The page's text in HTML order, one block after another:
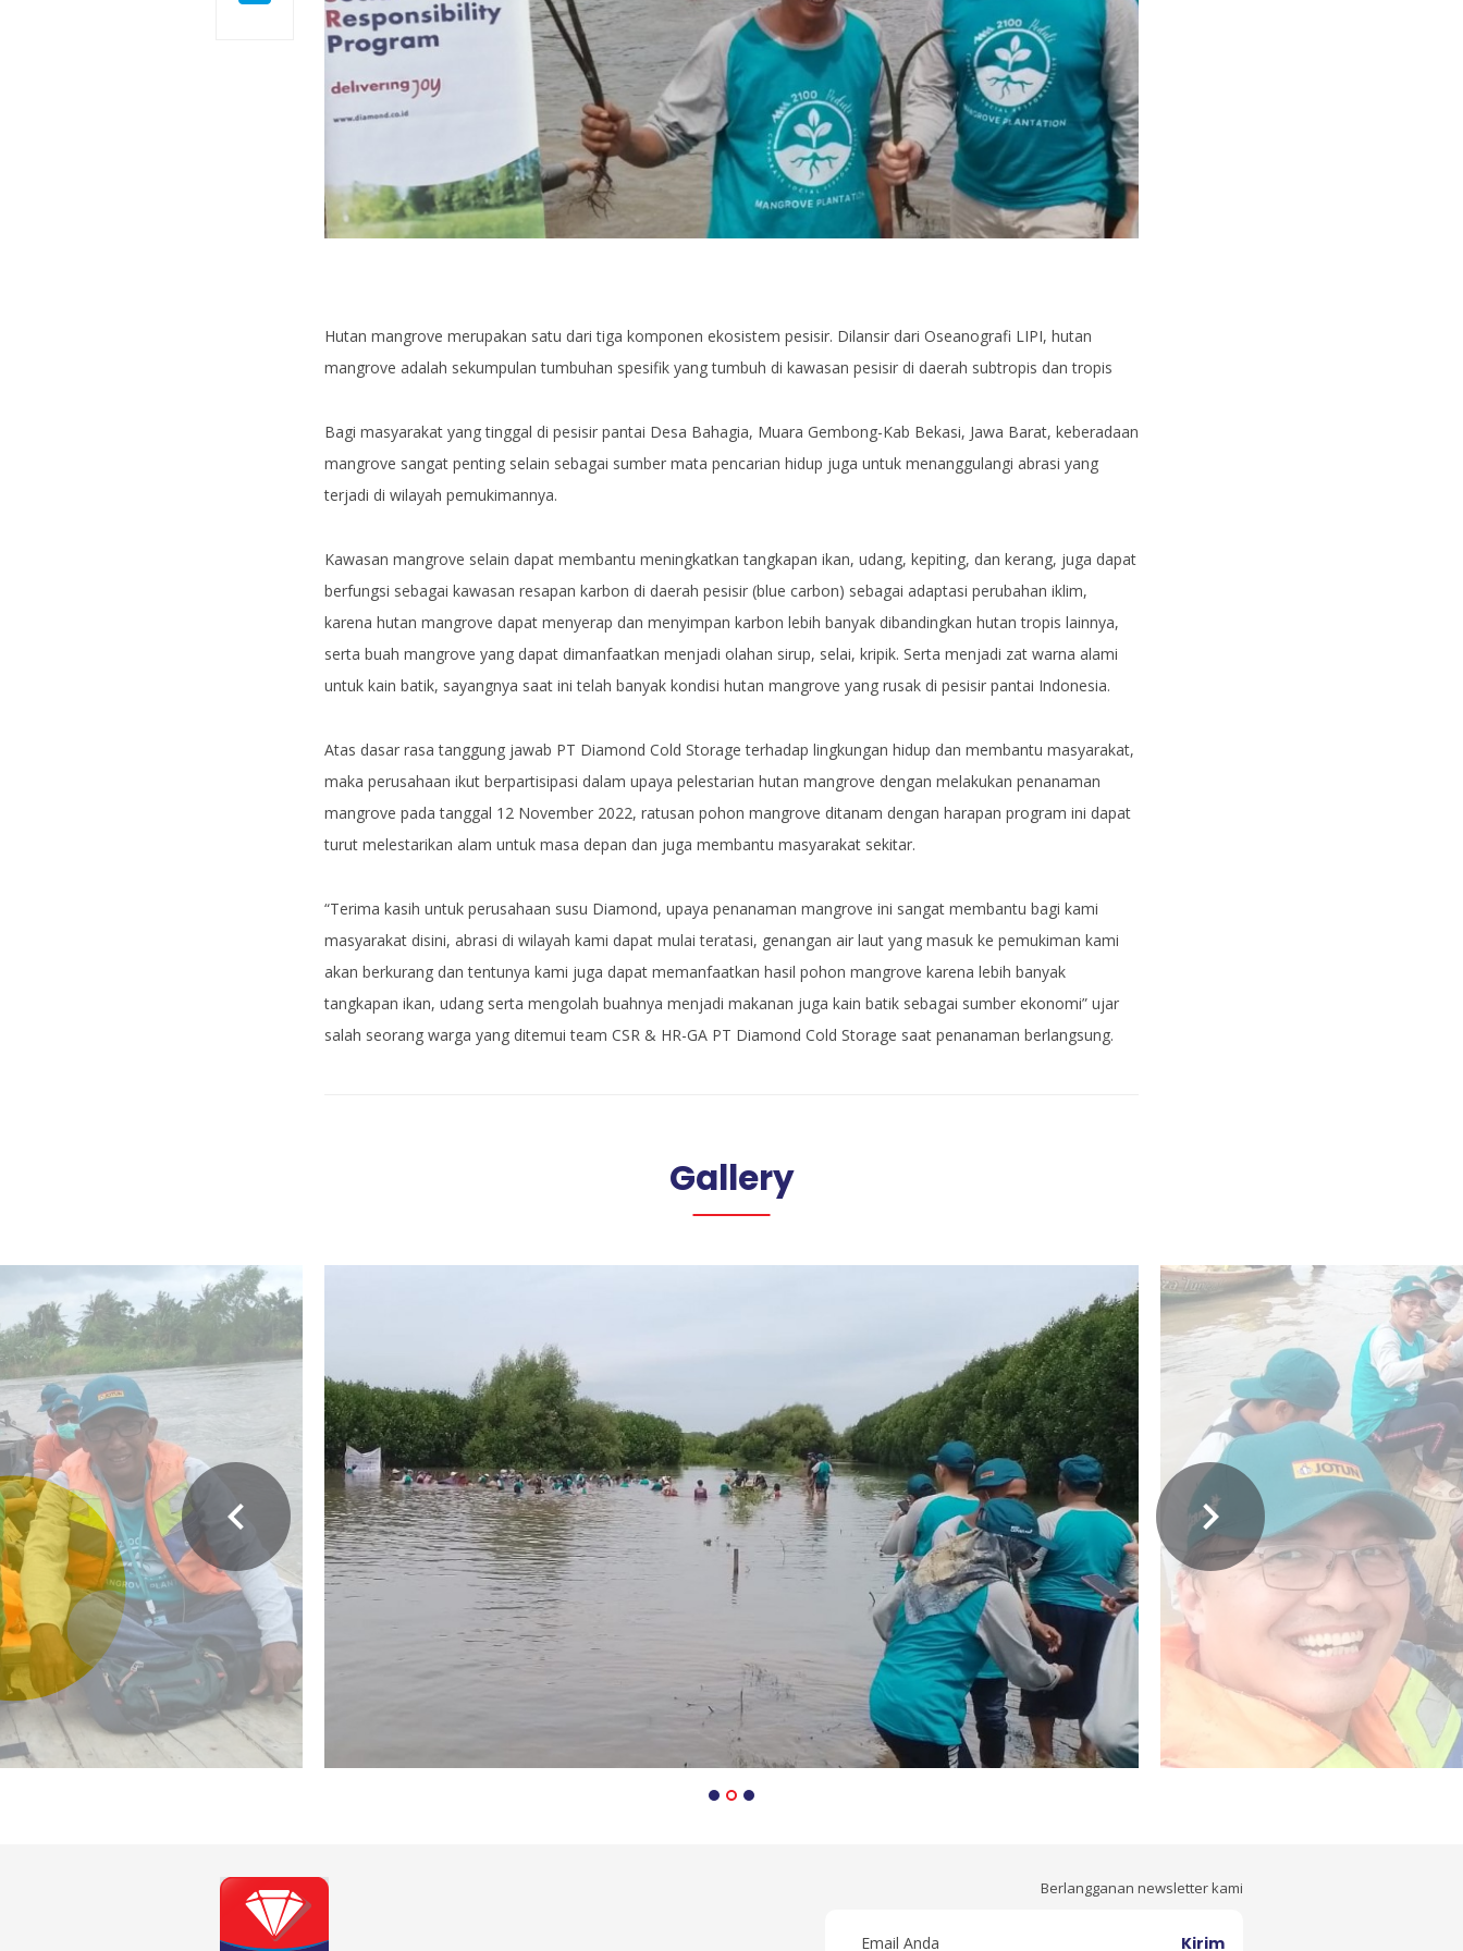
Hutan mangrove merupakan satu dari tiga komponen ekosistem pesisir. Dilansir dari Oseanografi LIPI, hutan
mangrove adalah sekumpulan tumbuhan spesifik yang tumbuh di kawasan pesisir di daerah subtropis dan tropis
Bagi masyarakat yang tinggal di pesisir pantai Desa Bahagia, Muara Gembong-Kab Bekasi, Jawa Barat, keberadaan
mangrove sangat penting selain sebagai sumber mata pencarian hidup juga untuk menanggulangi abrasi yang
terjadi di wilayah pemukimannya.
Kawasan mangrove selain dapat membantu meningkatkan tangkapan ikan, udang, kepiting, dan kerang, juga dapat
berfungsi sebagai kawasan resapan karbon di daerah pesisir (blue carbon) sebagai adaptasi perubahan iklim,
karena hutan mangrove dapat menyerap dan menyimpan karbon lebih banyak dibandingkan hutan tropis lainnya,
serta buah mangrove yang dapat dimanfaatkan menjadi olahan sirup, selai, kripik. Serta menjadi zat warna alami
untuk kain batik, sayangnya saat ini telah banyak kondisi hutan mangrove yang rusak di pesisir pantai Indonesia.
Atas dasar rasa tanggung jawab PT Diamond Cold Storage terhadap lingkungan hidup dan membantu masyarakat,
maka perusahaan ikut berpartisipasi dalam upaya pelestarian hutan mangrove dengan melakukan penanaman
mangrove pada tanggal 12 November 2022, ratusan pohon mangrove ditanam dengan harapan program ini dapat
turut melestarikan alam untuk masa depan dan juga membantu masyarakat sekitar.
“Terima kasih untuk perusahaan susu Diamond, upaya penanaman mangrove ini sangat membantu bagi kami
masyarakat disini, abrasi di wilayah kami dapat mulai teratasi, genangan air laut yang masuk ke pemukiman kami
akan berkurang dan tentunya kami juga dapat memanfaatkan hasil pohon mangrove karena lebih banyak
tangkapan ikan, udang serta mengolah buahnya menjadi makanan juga kain batik sebagai sumber ekonomi” ujar
salah seorang warga yang ditemui team CSR & HR-GA PT Diamond Cold Storage saat penanaman berlangsung.
Gallery
Berlangganan newsletter kami
Kirim